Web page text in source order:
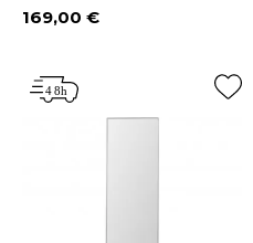
Prix
169,00 €